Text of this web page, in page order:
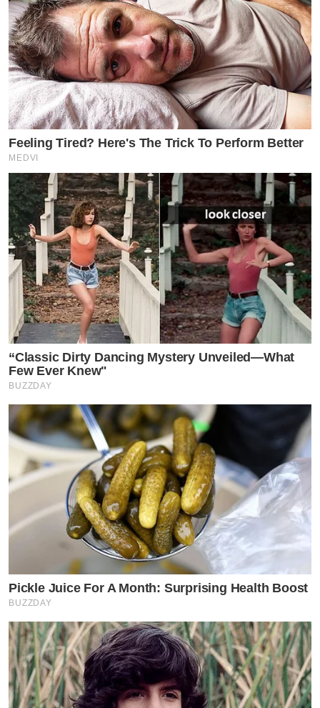
Feeling Tired? Here's The Trick To Perform Better
MEDVI
“Classic Dirty Dancing Mystery Unveiled—What
Few Ever Knew"
BUZZDAY
Pickle Juice For A Month: Surprising Health Boost
BUZZDAY